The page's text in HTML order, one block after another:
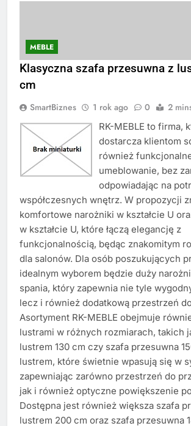
MEBLE
Klasyczna szafa przesuwna z
cm
SmartBiznes 1 rok ago 0 2
RK-MEBLE to firma,
dostarcza klientom
również
umeblowanie, bez
odpowiadając na
współczesnych wnętrz. W propozycji
komfortowe narożniki w kształcie U
w kształcie U, które łączą elegancję z
funkcjonalnością, będąc znakomitym
dla salonów. Dla osób poszukujących
idealnym wyborem będzie duży
spania, który zapewnia nie tyle
lecz i również dodatkową przestrzeń
Asortyment RK-MEBLE obejmuje
lustrami w różnych rozmiarach, takich
lustrem 130 cm czy szafa przesuwna
lustrem, które świetnie wpasują się w
zapewniając zarówno przestrzeń do
jak i również optyczne powiększenie
Dostępna jest również większa szafa
lustrem 200 cm oraz szafa przesuwna